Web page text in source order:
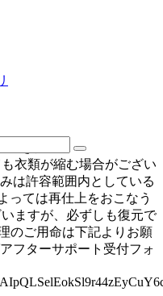
てきた。
衣類が縮む場合がござい
は許容範囲内としている
っては再仕上をおこなう
ますが、必ずしも復元で
のご用命は下記よりお願
フターサポート受付フォ